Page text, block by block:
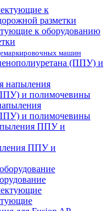
к оборудованию
машин
(ППУ) и
и полимочевины
ППУ и